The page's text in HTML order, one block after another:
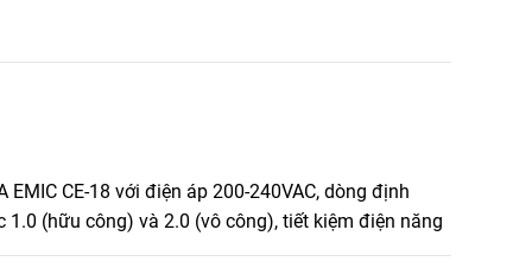
CE-18 với điện áp 200-240VAC, dòng định
(hữu công) và 2.0 (vô công), tiết kiệm điện năng